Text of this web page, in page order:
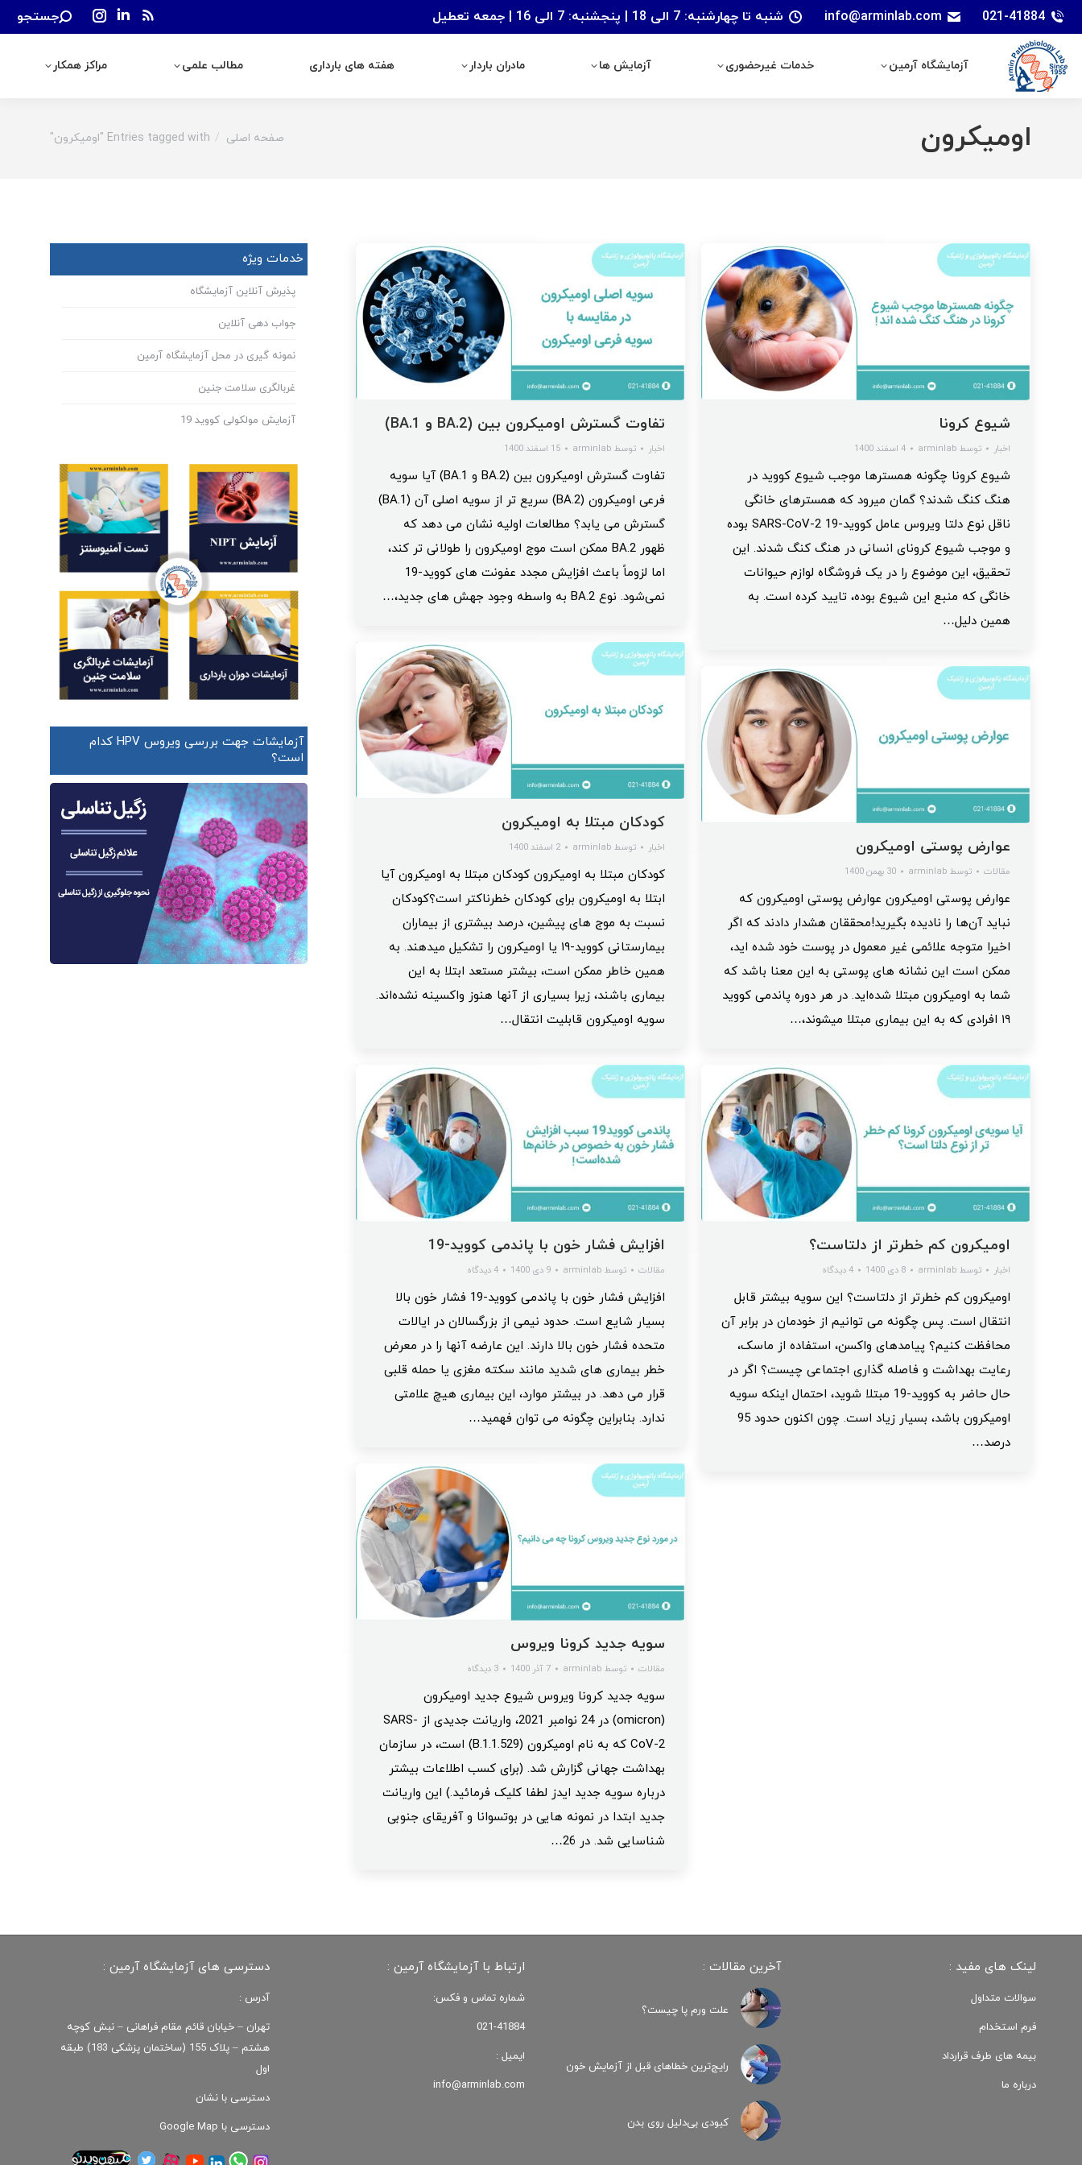
021-41884
info@arminlab.com شنبه تا چهارشنبه: 7 الی 18 | پنجشنبه: 7 الی 16 | جمعه تعطیل
Rss
window
Linkedin
opens
window
Instagram
opens
window
Search:
جستجو
آزمایشگاه آرمین خدمات غیرحضوری آزمایش ها مادران باردار هفته های بارداری مطالب علمی مراکز همکار
اومیکرون You are here:
صفحه اصلی Entries tagged with "اومیکرون"
تفاوت گسترش اومیکرون بین (BA.2 و BA.1)
اخبار توسط arminlab 15 اسفند 1400
تفاوت گسترش اومیکرون بین (BA.2 و BA.1) آیا سویه
فرعی اومیکرون (BA.2) سریع‌ تر از سویه اصلی آن (BA.1)
گسترش می‌ یابد؟ مطالعات اولیه نشان می‌ دهد که
ظهور BA.2 ممکن است موج اومیکرون را طولانی‌ تر کند،
اما لزوماً باعث افزایش مجدد عفونت‌ های کووید-19
نمی‌شود. نوع BA.2 به واسطه وجود جهش‌ های جدید،…
شیوع کرونا
اخبار توسط arminlab 4 اسفند 1400
شیوع کرونا چگونه همستر‌ها موجب شیوع کووید در
هنگ کنگ شدند؟ گمان میرود که همستر‌های خانگی
ناقل نوع دلتا ویروس عامل کووید-19 SARS-CoV-2 بوده
و موجب شیوع کرونای انسانی در هنگ کنگ شدند. این
تحقیق، این موضوع را در یک فروشگاه لوازم حیوانات
خانگی که منبع این شیوع بوده، تایید کرده است. به
همین دلیل…
کودکان مبتلا به اومیکرون
اخبار توسط arminlab 2 اسفند 1400
کودکان مبتلا به اومیکرون کودکان مبتلا به اومیکرون آیا
ابتلا به اومیکرون برای کودکان خطرناکتر است؟کودکان
نسبت به موج های پیشین، درصد بیشتری از بیماران
بیمارستانی کووید-۱۹ یا اومیکرون را تشکیل میدهند. به
همین خاطر ممکن است، بیشتر مستعد ابتلا به این
بیماری باشند، زیرا بسیاری از آنها هنوز واکسینه نشده‌اند.
سویه اومیکرون قابلیت انتقال…
عوارض پوستی اومیکرون
مقالات توسط arminlab 30 بهمن 1400
عوارض پوستی اومیکرون عوارض پوستی اومیکرون که
نباید آن‌ها را نادیده بگیرید!محققان هشدار دادند که اگر
اخیرا متوجه علائمی غیر معمول در پوست خود شده‌ اید،
ممکن است این نشانه‌ های پوستی به این معنا باشد که
شما به اومیکرون مبتلا شده‌اید. در هر دوره پاندمی کووید
۱۹ افرادی که به این بیماری مبتلا میشوند،…
افزایش فشار خون با پاندمی کووید-19
مقالات توسط arminlab 9 دی 1400 4 دیدگاه
افزایش فشار خون با پاندمی کووید-19 فشار خون بالا
بسیار شایع است. حدود نیمی از بزرگسالان در ایالات
متحده فشار خون بالا دارند. این عارضه آنها را در معرض
خطر بیماری های شدید مانند سکته مغزی یا حمله قلبی
قرار می دهد. در بیشتر موارد، این بیماری هیچ علامتی
ندارد. بنابراین چگونه می توان فهمید…
اومیکرون کم خطر‌تر از دلتاست؟
اخبار توسط arminlab 8 دی 1400 4 دیدگاه
اومیکرون کم خطر‌تر از دلتاست؟ این سویه بیشتر قابل
انتقال است. پس چگونه می توانیم از خودمان در برابر آن
محافظت کنیم؟ پیامدهای واکسن، استفاده از ماسک،
رعایت بهداشت و فاصله گذاری اجتماعی چیست؟ اگر در
حال حاضر به کووید-19 مبتلا شوید، احتمال اینکه سویه
اومیکرون باشد، بسیار زیاد است. چون اکنون حدود 95
درصد…
سویه جدید کرونا ویروس
مقالات توسط arminlab 7 آذر 1400 3 دیدگاه
سویه جدید کرونا ویروس شیوع جدید اومیکرون
(omicron) در 24 نوامبر 2021، واریانت جدیدی از SARS-
CoV-2 که به نام اومیکرون (B.1.1.529) است، در سازمان
بهداشت جهانی گزارش شد. (برای کسب اطلاعات بیشتر
درباره سویه جدید ایدز لطفا کلیک فرمائید.) این واریانت
جدید ابتدا در نمونه هایی در بوتسوانا و آفریقای جنوبی
شناسایی شد. در 26…
خدمات ویژه
پذیرش آنلاین آزمایشگاه
جواب دهی آنلاین
نمونه گیری در محل آزمایشگاه آرمین
غربالگری سلامت جنین
آزمایش مولکولی کووید 19
آزمایشات جهت بررسی ویروس HPV کدام
است؟
لینک های مفید :
سوالات متداول
فرم استخدام
بیمه های طرف قرارداد
درباره ما
آخرین مقالات :
علت ورم پا چیست؟
رایج‌ترین خطاهای قبل از آزمایش خون
کبودی‌ بی‌دلیل روی بدن
ارتباط با آزمایشگاه آرمین :
شماره تماس و فکس:
021-41884
ایمیل :
info@arminlab.com
دسترسی های آزمایشگاه آرمین :
آدرس :
تهران – خیابان قائم مقام فراهانی – نبش کوچه
هشتم – پلاک 155 (ساختمان پزشکی 183) طبقه
اول
دسترسی با نشان
دسترسی با Google Map
آزمایشگاه آرمین خدمات غیرحضوری آزمایش ها مادران باردار مراکز همکار